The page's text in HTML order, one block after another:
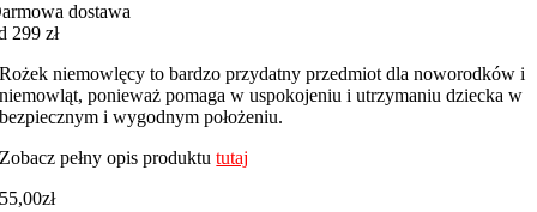
dostawa
299 zł
Rożek niemowlęcy to bardzo przydatny przedmiot dla noworodków i
niemowląt, ponieważ pomaga w uspokojeniu i utrzymaniu dziecka w
bezpiecznym i wygodnym położeniu.
Zobacz pełny opis produktututaj
55,00zł